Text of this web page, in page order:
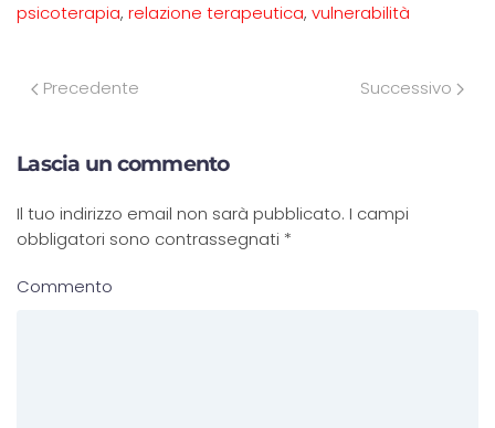
psicoterapia, relazione terapeutica, vulnerabilità
Precedente Successivo
Lascia un commento
Il tuo indirizzo email non sarà pubblicato. I campi
obbligatori sono contrassegnati *
Commento